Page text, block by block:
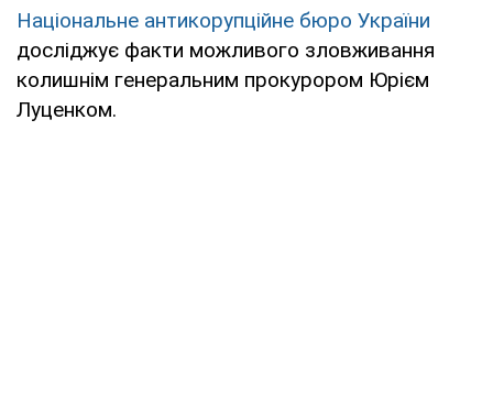
Національне антикорупційне бюро України
досліджує факти можливого зловживання
колишнім генеральним прокурором Юрієм
Луценком.